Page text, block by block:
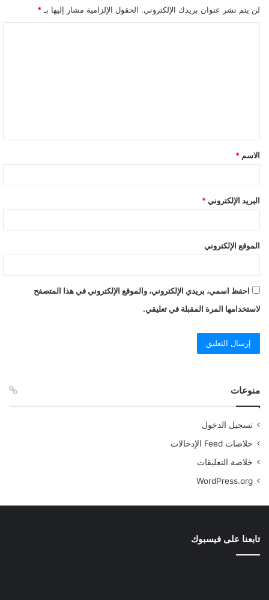
لن يتم نشر عنوان بريدك الإلكتروني. الحقول الإلزامية مشار إليها بـ *
ق
*
الاسم *
البريد الإلكتروني *
الموقع الإلكتروني
احفظ اسمي، بريدي الإلكتروني، والموقع الإلكتروني في هذا المتصفح
لاستخدامها المرة المقبلة في تعليقي.
منوعات
تسجيل الدخول
خلاصات Feed الإدخالات
خلاصة التعليقات
WordPress.org
تابعنا على فيسبوك